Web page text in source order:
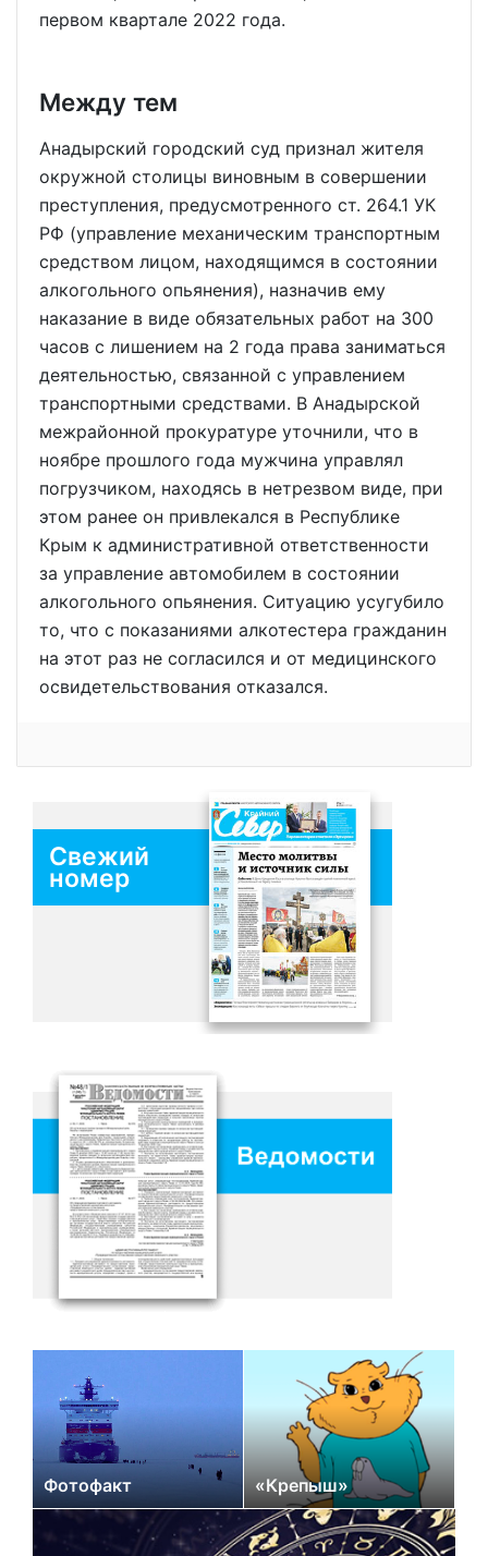
первом квартале 2022 года.
Между тем
Анадырский городский суд признал жителя
окружной столицы виновным в совершении
преступления, предусмотренного ст. 264.1 УК
РФ (управление механическим транспортным
средством лицом, находящимся в состоянии
алкогольного опьянения), назначив ему
наказание в виде обязательных работ на 300
часов с лишением на 2 года права заниматься
деятельностью, связанной с управлением
транспортными средствами. В Анадырской
межрайонной прокуратуре уточнили, что в
ноябре прошлого года мужчина управлял
погрузчиком, находясь в нетрезвом виде, при
этом ранее он привлекался в Республике
Крым к административной ответственности
за управление автомобилем в состоянии
алкогольного опьянения. Ситуацию усугубило
то, что с показаниями алкотестера гражданин
на этот раз не согласился и от медицинского
освидетельствования отказался.
Свежий
номер
Фотофакт «Крепыш»